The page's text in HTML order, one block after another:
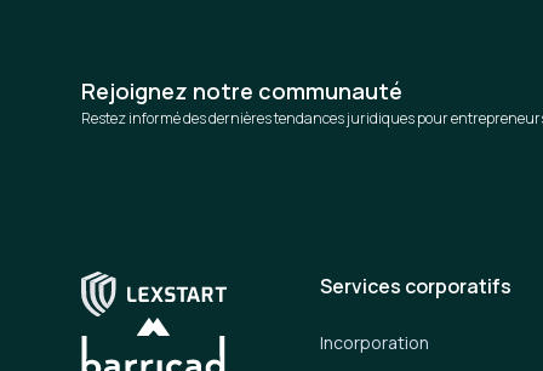
Rejoignez notre communauté
Restez informé des dernières tendances juridiques pour
Services corporatifs
Incorporation